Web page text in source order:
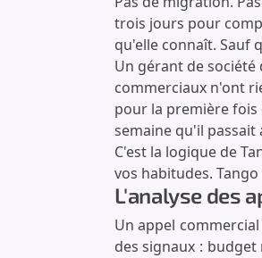
trois jours pour
qu'elle connaît. Sauf
Un gérant de société
commerciaux n'ont
pour la première fois
semaine qu'il passait
C'est la logique de
vos habitudes.
L'analyse des
Un appel
des signaux :